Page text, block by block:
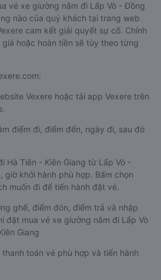
vé xe giường nằm đi Lấp Vò - Đồng
nào của quý khách tại trang web
cam kết giải quyết sự cố. Chính
hoặc hoàn tiền sẽ tùy theo từng
Vexere hoặc tải app Vexere trên
điểm đi, điểm đến, ngày đi, sau đó
Hà Tiên - Kiên Giang từ Lấp Vò -
khởi hành phù hợp. Bấm chọn
muốn đi để tiến hành đặt vé.
ghế, điểm đón, điểm trả và nhập
đặt mua vé xe giường nằm đi Lấp Vò
Giang
toán vé phù hợp và tiến hành